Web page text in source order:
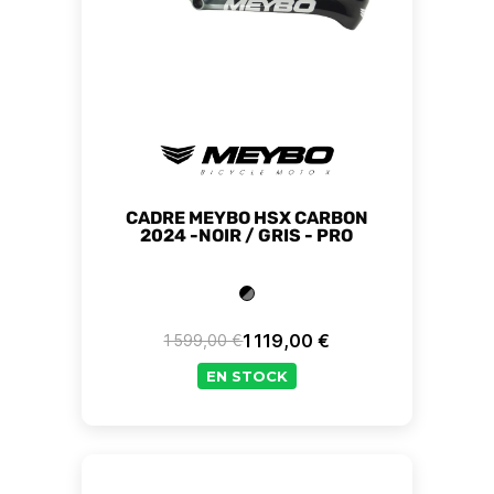
CADRE MEYBO HSX CARBON
2024 -NOIR / GRIS - PRO
Prix de base
1 599,00 € Prix
1 119,00 €
EN STOCK